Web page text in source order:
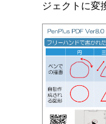
ジェクトに変